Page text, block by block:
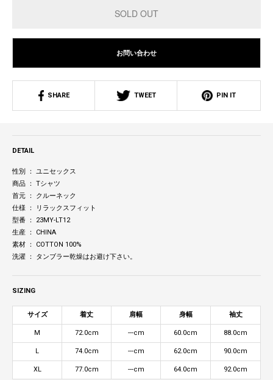
お問い合わせ
SHARE TWEET PIN IT
DETAIL
性別 ： ユニセックス
商品 ： Tシャツ
首元 ： クルーネック
仕様 ： リラックスフィット
型番 ： 23MY-LT12
生産 ： CHINA
素材 ： COTTON 100%
洗濯 ： タンブラー乾燥はお避け下さい。
SIZING
サイズ 着丈 肩幅 身幅 袖丈
M 72.0cm ---cm 60.0cm 88.0cm
L 74.0cm ---cm 62.0cm 90.0cm
XL 77.0cm ---cm 64.0cm 92.0cm